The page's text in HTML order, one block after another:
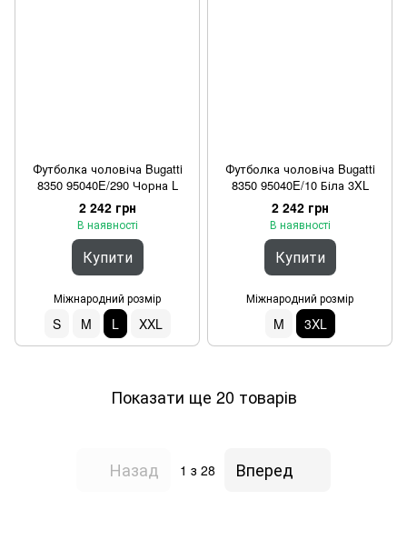
Футболка чоловіча Bugatti
8350 95040E/290 Чорна L
2 242 грн
В наявності
Купити
Міжнародний розмір
S M L XXL
Футболка чоловіча Bugatti
8350 95040E/10 Біла 3XL
2 242 грн
В наявності
Купити
Міжнародний розмір
M 3XL
Показати ще 20 товарів
Назад 1 з 28 Вперед